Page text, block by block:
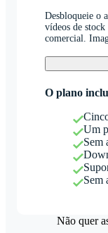
Desbloqueie o
vídeos de
comercial.
O plano
Um
Sem
Sem
Não quer